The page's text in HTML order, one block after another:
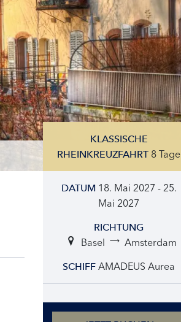
KLASSISCHE
RHEINKREUZFAHRT 8 Tage
DATUM 18. Mai 2027 - 25.
Mai 2027
RICHTUNG
Basel Amsterdam
SCHIFF AMADEUS Aurea